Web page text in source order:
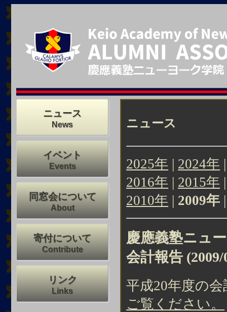
ニュース
News
イベント
Events
同窓会について
About
寄付について
Contribute
リンク
Links
ニュース
2025年 | 2024年
2016年 | 2015年
2010年 | 2009年
慶應義塾ニュ
会計報告
平成20年度の
ご覧ください。